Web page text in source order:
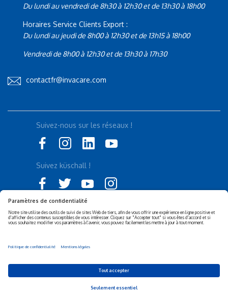
Du lundi au vendredi de 8h30 à 12h30 et de 13h30 à 18h00
Horaires Service Clients Export :
Du lundi au jeudi de 8h00 à 12h30 et de 13h15 à 18h00
Vendredi de 8h00 à 12h30 et de 13h30 à 17h30
contactfr@invacare.com
Déclaration d'accessibilité
Politique de confidentialité
Responsabilité sociétale de
Suivez-nous sur les réseaux !
Suivez küschall !